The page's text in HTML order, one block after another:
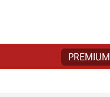
PREMIUM